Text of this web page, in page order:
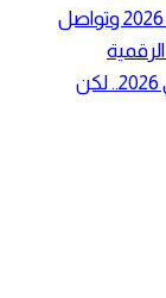
stc تؤكد قوة أدائها في النصف الأول 2026 وتواصل
سابك تقلص خسائرها في الربع الثاني 2026.. لكن